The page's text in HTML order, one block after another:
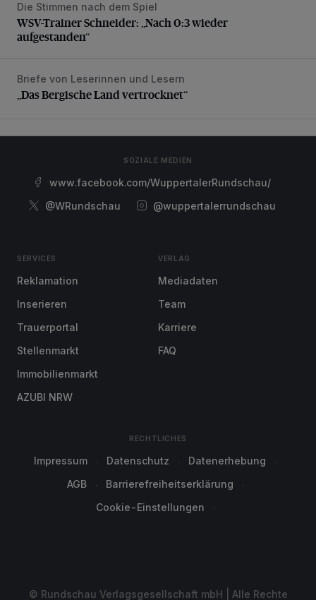
WSV-Trainer Schneider: „Nach 0:3 wieder aufgestanden“
Die Stimmen nach dem Spiel
WSV-Trainer Schneider: „Nach 0:3 wieder
aufgestanden“
„Das Bergische Land vertrocknet“
Briefe von Leserinnen und Lesern
„Das Bergische Land vertrocknet“
SOZIALE MEDIEN
www.facebook.com/WuppertalerRundschau/
@WRundschau
@wuppertalerrundschau
SERVICES
Reklamation
Inserieren
Trauerportal
Stellenmarkt
Immobilienmarkt
AZUBI NRW
VERLAG
Mediadaten
Team
Karriere
FAQ
RECHTLICHES
Impressum Datenschutz
Datenerhebung
AGB
Barrierefreiheitserklärung
Cookie-Einstellungen
© Rundschau Verlagsgesellschaft mbH | Alle Rechte